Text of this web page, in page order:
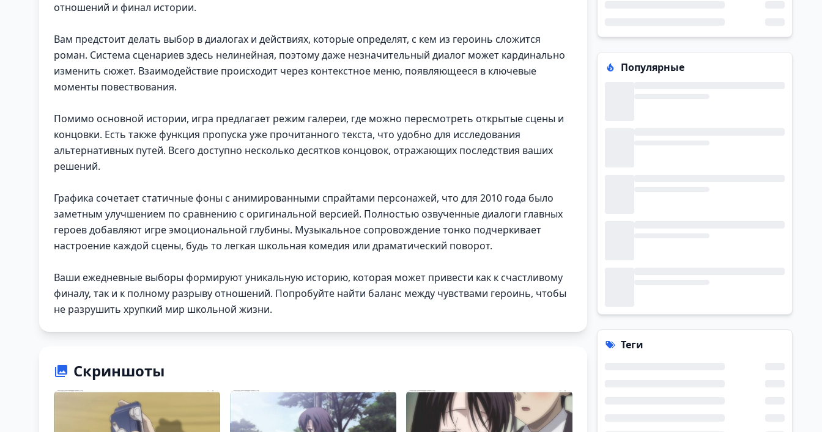
отношений и финал истории.
Вам предстоит делать выбор в диалогах и действиях, которые определят, с кем из героинь сложится
роман. Система сценариев здесь нелинейная, поэтому даже незначительный диалог может кардинально
изменить сюжет. Взаимодействие происходит через контекстное меню, появляющееся в ключевые
моменты повествования.
Помимо основной истории, игра предлагает режим галереи, где можно пересмотреть открытые сцены и
концовки. Есть также функция пропуска уже прочитанного текста, что удобно для исследования
альтернативных путей. Всего доступно несколько десятков концовок, отражающих последствия ваших
решений.
Графика сочетает статичные фоны с анимированными спрайтами персонажей, что для 2010 года было
заметным улучшением по сравнению с оригинальной версией. Полностью озвученные диалоги главных
героев добавляют игре эмоциональной глубины. Музыкальное сопровождение тонко подчеркивает
настроение каждой сцены, будь то легкая школьная комедия или драматический поворот.
Ваши ежедневные выборы формируют уникальную историю, которая может привести как к счастливому
финалу, так и к полному разрыву отношений. Попробуйте найти баланс между чувствами героинь, чтобы
не разрушить хрупкий мир школьной жизни.
Скриншоты
Популярные
Теги